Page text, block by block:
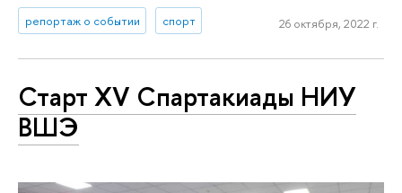
репортаж о событии спорт 26 октября, 2022 г.
Старт XV Спартакиады НИУ
ВШЭ